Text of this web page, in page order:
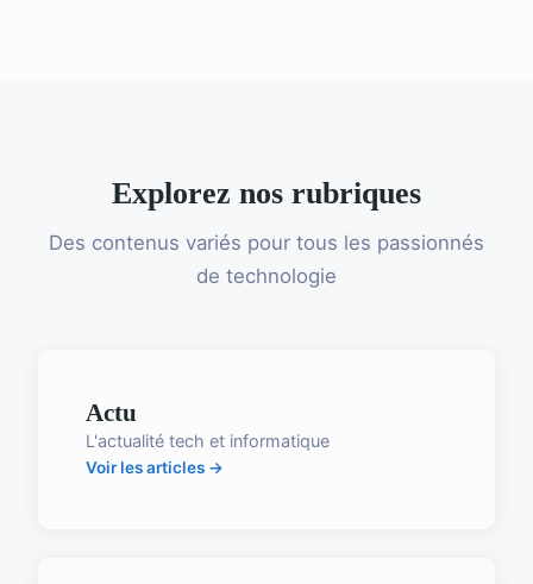
Explorez nos rubriques
Des contenus variés pour tous les passionnés
de technologie
Actu
L'actualité tech et informatique
Voir les articles →